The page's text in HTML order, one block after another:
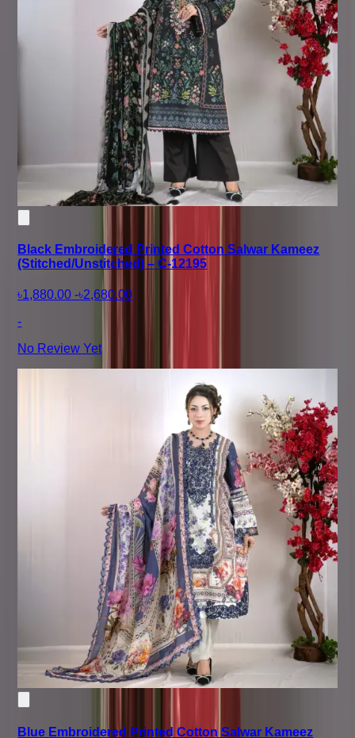
Black Embroidered Printed Cotton Salwar Kameez
(Stitched/Unstitched) – C-12195
৳1,880.00 -৳2,680.00
-
No Review Yet
Blue Embroidered Printed Cotton Salwar Kameez